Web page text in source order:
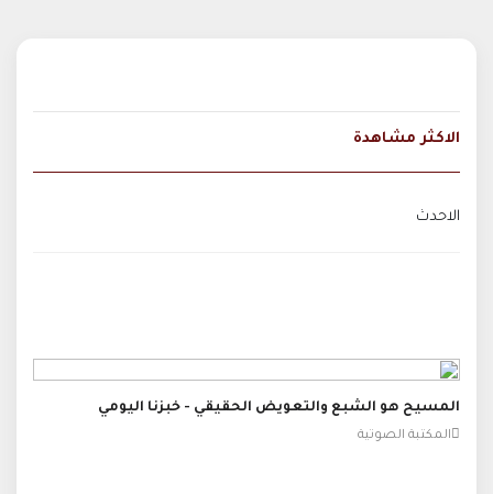
الاكثر مشاهدة
الاحدث
المسيح هو الشبع والتعويض الحقيقي - خبزنا اليومي
المكتبة الصوتية